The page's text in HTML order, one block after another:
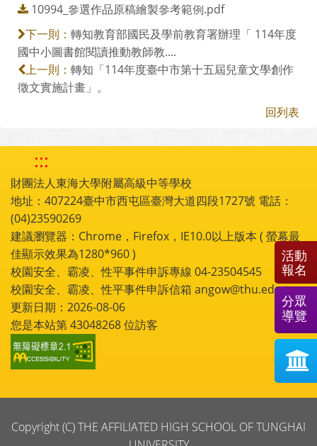
10994_參選作品原稿繪製參考範例.pdf
下一則： 轉知教育部國民及學前教育署辦理「 114年度
國中小圖書館閱讀推動教師教....
上一則： 轉知「114年度臺中市第十五屆兒童文學創作
徵文實施計畫」。
回列表
:::
財團法人東海大學附屬高級中等學校
地址：407224臺中市西屯區臺灣大道四段1727號 電話：
(04)23590269
建議瀏覽器：Chrome，Firefox，IE10.0以上版本 ( 螢幕最
佳顯示效果為1280*960 )
校園安全、霸凌、性平事件申訴專線 04-23504545
校園安全、霸凌、性平事件申訴信箱 angow@thu.edu.tw
更新日期：2026-08-06
您是本站第43048268位訪客
Copyright (C) THE AFFILIATED HIGH SCHOOL OF TUNGHAI
活動
報名
分眾
導覽